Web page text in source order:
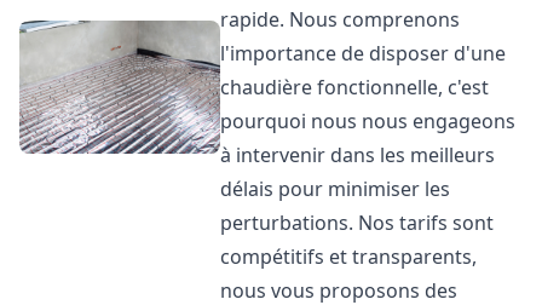
rapide. Nous comprenons
l'importance de disposer d'une
chaudière fonctionnelle, c'est
pourquoi nous nous engageons
à intervenir dans les meilleurs
délais pour minimiser les
perturbations. Nos tarifs sont
compétitifs et transparents,
nous vous proposons des